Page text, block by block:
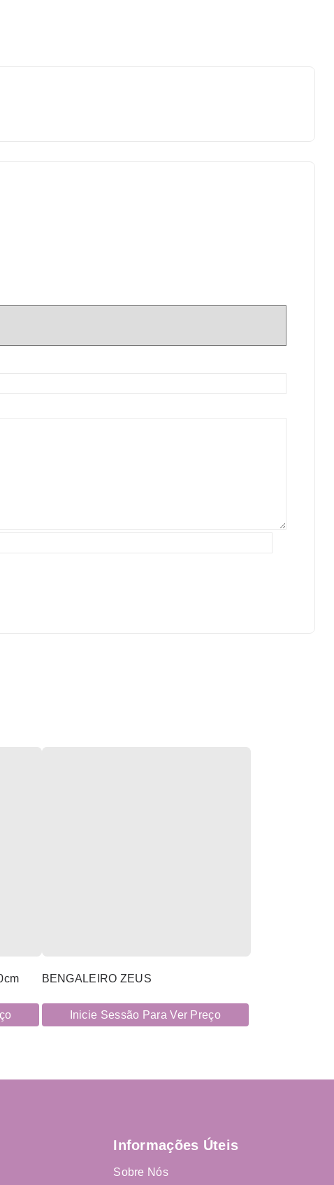
BENGALEIRO ZEUS
Inicie Sessão Para Ver Preço
Informações Úteis
Sobre Nós